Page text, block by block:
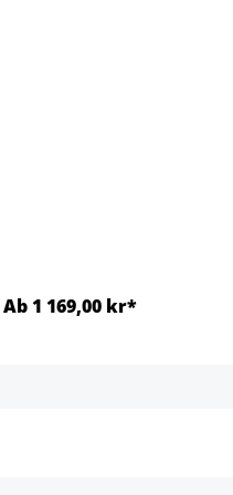
Ab 1 169,00 kr*